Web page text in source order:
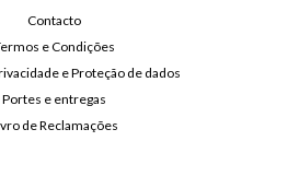
Contacto
e Condições
e Proteção de dados
Portes e entregas
de Reclamações